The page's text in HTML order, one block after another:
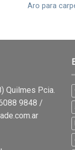
Aro para
Quilmes Pcia.
9848 /